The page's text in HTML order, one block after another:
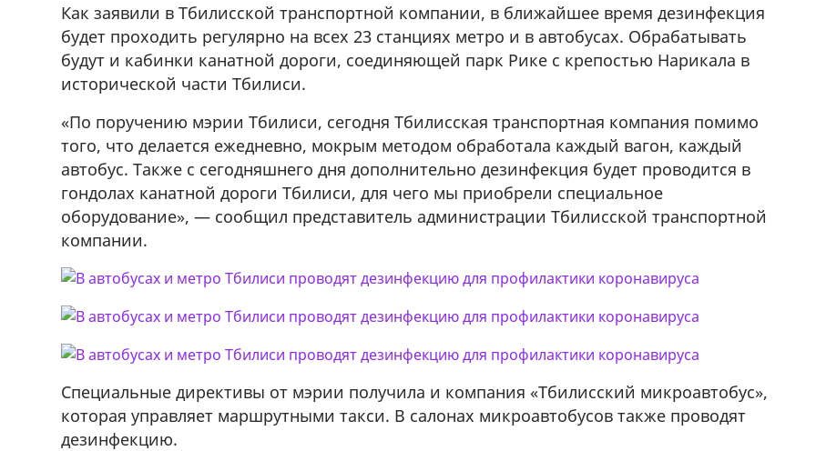
Как заявили в Тбилисской транспортной компании, в ближайшее время дезинфекция
будет проходить регулярно на всех 23 станциях метро и в автобусах. Обрабатывать
будут и кабинки канатной дороги, соединяющей парк Рике с крепостью Нарикала в
исторической части Тбилиси.
«По поручению мэрии Тбилиси, сегодня Тбилисская транспортная компания помимо
того, что делается ежедневно, мокрым методом обработала каждый вагон, каждый
автобус. Также с сегодняшнего дня дополнительно дезинфекция будет проводится в
гондолах канатной дороги Тбилиси, для чего мы приобрели специальное
оборудование», — сообщил представитель администрации Тбилисской транспортной
компании.
Специальные директивы от мэрии получила и компания «Тбилисский микроавтобус»,
которая управляет маршрутными такси. В салонах микроавтобусов также проводят
дезинфекцию.